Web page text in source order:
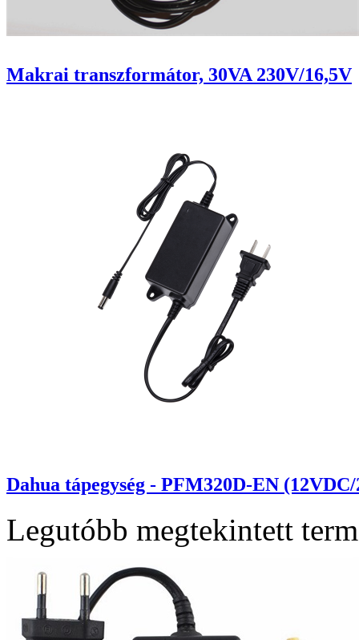
Makrai transzformátor, 30VA 230V/16,5V
Dahua tápegység - PFM320D-EN
Legutóbb megtekintett